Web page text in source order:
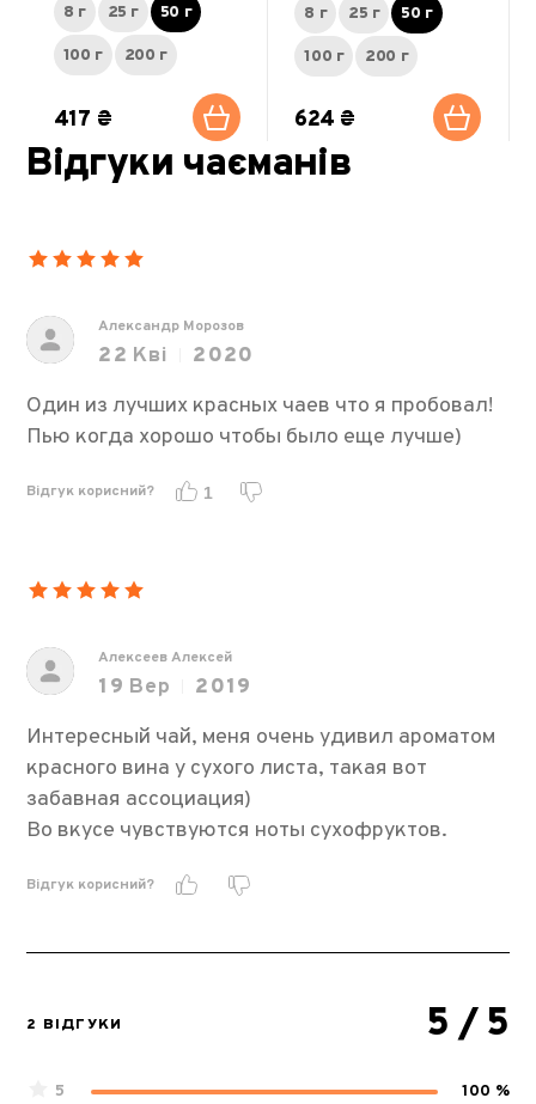
8 г 25 г 50 г
100 г 200 г
417 ₴
8 г 25 г 50 г
100 г 200 г
624 ₴
Відгуки чаєманів
Александр Морозов
22 Кві
2020
Один из лучших красных чаев что я пробовал!
Пью когда хорошо чтобы было еще лучше)
Відгук корисний? 1
Алексеев Алексей
19 Вер
2019
Интересный чай, меня очень удивил ароматом
красного вина у сухого листа, такая вот
забавная ассоциация)
Во вкусе чувствуются ноты сухофруктов.
Відгук корисний?
2 ВІДГУКИ 5 / 5
5
100 %